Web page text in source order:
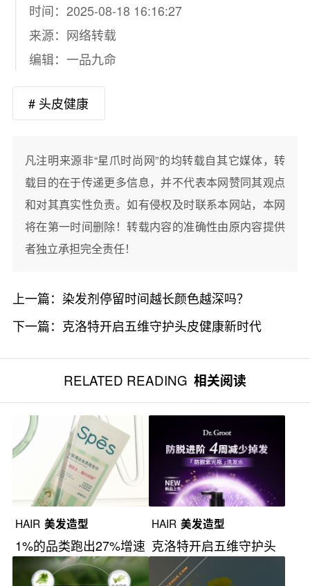
时间：2025-08-18 16:16:27
来源：网络转载
编辑：一品九命
# 头皮健康
凡注明来源非“星爪时尚网”的均转载自其它媒体，转
载目的在于传递更多信息，并不代表本网赞同其观点
和对其真实性负责。如有侵权及时联系本网站，本网
将在第一时间删除！转载内容的准确性由原内容提供
者独立承担完全责任！
上一篇： 染发剂停留时间越长颜色越深吗？
下一篇： 克洛特开启五维守护头皮健康新时代
RELATED READING 相关阅读
HAIR 美发造型
1%的品类跑出27%增速
HAIR 美发造型
克洛特开启五维守护头
皮健康新时代